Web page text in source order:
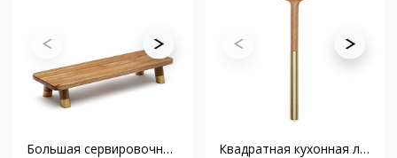
Большая сервировочная доска Sataya из 100% древесины акации FSC Квадратная кухонная лопатка Sataya из 100% древесины акации FSC